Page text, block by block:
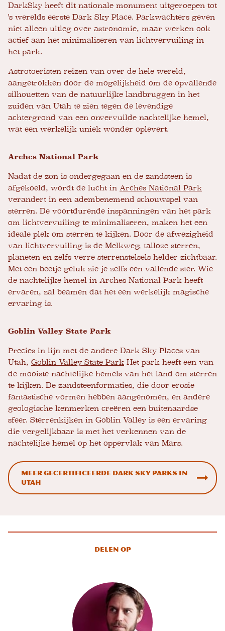
DarkSky heeft dit nationale monument uitgeroepen tot
's werelds eerste Dark Sky Place. Parkwachters geven
niet alleen uitleg over astronomie, maar werken ook
actief aan het minimaliseren van lichtvervuiling in
het park.
Astrotoeristen reizen van over de hele wereld,
aangetrokken door de mogelijkheid om de opvallende
silhouetten van de natuurlijke landbruggen in het
zuiden van Utah te zien tegen de levendige
achtergrond van een onvervuilde nachtelijke hemel,
wat een werkelijk uniek wonder oplevert.
Arches National Park
Nadat de zon is ondergegaan en de zandsteen is
afgekoeld, wordt de lucht in Arches National Park
verandert in een adembenemend schouwspel van
sterren. De voortdurende inspanningen van het park
om lichtvervuiling te minimaliseren, maken het een
ideale plek om sterren te kijken. Door de afwezigheid
van lichtvervuiling is de Melkweg, talloze sterren,
planeten en zelfs verre sterrenstelsels helder zichtbaar.
Met een beetje geluk zie je zelfs een vallende ster. Wie
de nachtelijke hemel in Arches National Park heeft
ervaren, zal beamen dat het een werkelijk magische
ervaring is.
Goblin Valley State Park
Precies in lijn met de andere Dark Sky Places van
Utah, Goblin Valley State Park Het park heeft een van
de mooiste nachtelijke hemels van het land om sterren
te kijken. De zandsteenformaties, die door erosie
fantastische vormen hebben aangenomen, en andere
geologische kenmerken creëren een buitenaardse
sfeer. Sterrenkijken in Goblin Valley is een ervaring
die vergelijkbaar is met het verkennen van de
nachtelijke hemel op het oppervlak van Mars.
Meer gecertificeerde Dark Sky Parks in
Utah
Delen op